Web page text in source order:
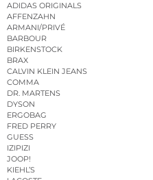
ADIDAS ORIGINALS
AFFENZAHN
ARMANI/PRIVÉ
BARBOUR
BIRKENSTOCK
BRAX
CALVIN KLEIN JEANS
COMMA
DR. MARTENS
DYSON
ERGOBAG
FRED PERRY
GUESS
IZIPIZI
JOOP!
KIEHL’S